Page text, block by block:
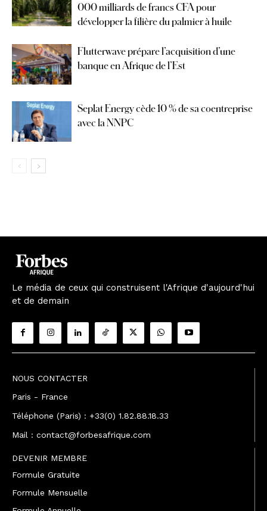
000 milliards de francs CFA pour
développer la filière du palmier à huile
Flutterwave prépare l’acquisition d’une
banque en Afrique de l’Est
Seplat Energy cède 10 % de sa coentreprise
avec la NNPC
Le média de ceux qui construisent l'Afrique d'aujourd'hui
et de demain
NOUS CONTACTER
Paris - France
Téléphone (Paris) : +33(0) 1.82.88.18.33
Mail : contact@forbesafrique.com
DEVENIR MEMBRE
Formule Gratuite
Formule Mensuelle